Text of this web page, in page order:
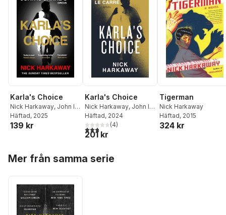
Karla's Choice
Nick Harkaway, John le
Carré
Häftad, 2025
139 kr
Karla's Choice
Nick Harkaway, John le
Carre
Häftad, 2024
2,8utav 5 stjärnor. Totalt antal röster:
(4)
201 kr
Tigerman
Nick Harkaway
Häftad, 2015
324 kr
Mer från samma serie